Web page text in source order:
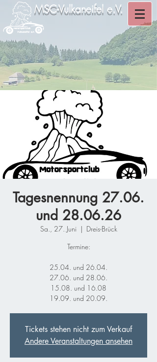
MSC-Vulkaneifel e.V.
Tagesnennung 27.06.
und 28.06.26
Sa., 27. Juni
  |
Dreis-Brück
Termine:
25.04. und 26.04.
27.06. und 28.06.
15.08. und 16.08
19.09. und 20.09.
Tickets stehen nicht zum Verkauf
Andere Veranstaltungen ansehen